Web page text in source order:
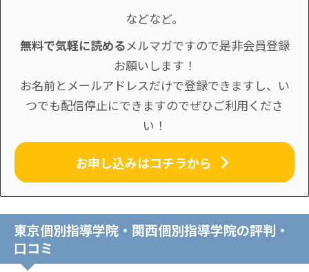
などなど。
無料で気軽に読めるメルマガですので是非会員登録
お願いします！
お名前とメールアドレスだけで登録できますし、い
つでも配信停止にできますのでぜひご利用くださ
い！
お申し込みはコチラから
東京個別指導学院・関西個別指導学院の評判・
口コミ